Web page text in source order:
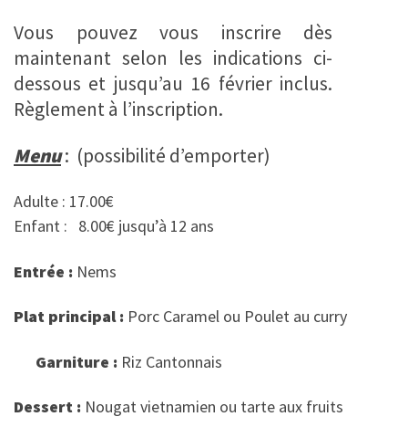
Vous pouvez vous inscrire dès
maintenant selon les indications ci-
dessous et jusqu’au 16 février inclus.
Règlement à l’inscription.
Menu: (possibilité d’emporter)
Adulte : 17.00€
Enfant : 8.00€ jusqu’à 12 ans
Entrée : Nems
Plat principal : Porc Caramel ou Poulet au curry
Garniture : Riz Cantonnais
Dessert : Nougat vietnamien ou tarte aux fruits